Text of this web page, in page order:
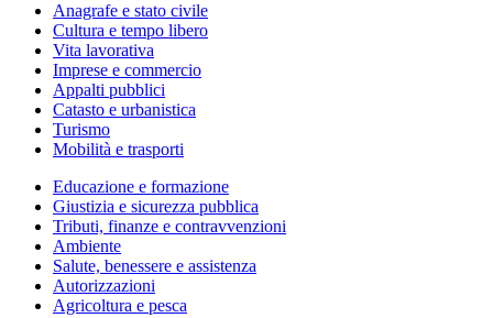
Anagrafe e stato civile
Cultura e tempo libero
Vita lavorativa
Imprese e commercio
Appalti pubblici
Catasto e urbanistica
Turismo
Mobilità e trasporti
Educazione e formazione
Giustizia e sicurezza pubblica
Tributi, finanze e contravvenzioni
Ambiente
Salute, benessere e assistenza
Autorizzazioni
Agricoltura e pesca